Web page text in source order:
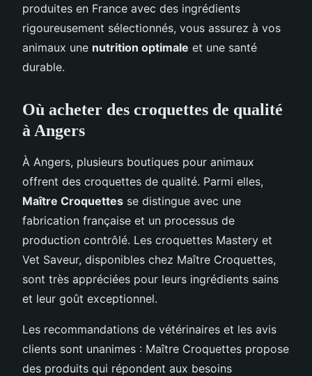
produites en France avec des ingrédients
rigoureusement sélectionnés, vous assurez à vos
animaux une nutrition optimale et une santé
durable.
Où acheter des croquettes de qualité
à Angers
À Angers, plusieurs boutiques pour animaux
offrent des croquettes de qualité. Parmi elles,
Maître Croquettes se distingue avec une
fabrication française et un processus de
production contrôlé. Les croquettes Mastery et
Vet Saveur, disponibles chez Maître Croquettes,
sont très appréciées pour leurs ingrédients sains
et leur goût exceptionnel.
Les recommandations de vétérinaires et les avis
clients sont unanimes : Maître Croquettes propose
des produits qui répondent aux besoins